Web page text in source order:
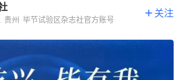
贵州 毕节试验区杂志社官方账号
关注